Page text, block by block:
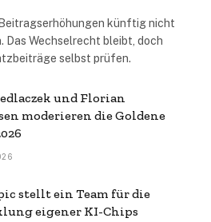
künftig nicht
Das Wechselrecht bleibt, doch
selbst prüfen.
und Florian
moderieren die Goldene
stellt ein Team für die
eigener KI-Chips